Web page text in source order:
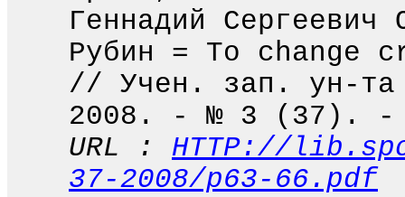
Геннадий Сергеевич
Рубин = To
// Учен. зап. ун-
2008. - № 3 (37). -
URL : HTTP://
37-2008/p63-66.pdf